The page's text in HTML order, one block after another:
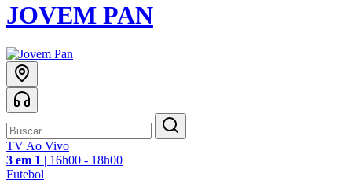
JOVEM PAN
TV Ao Vivo
3 em 1 | 16h00 - 18h00
Futebol